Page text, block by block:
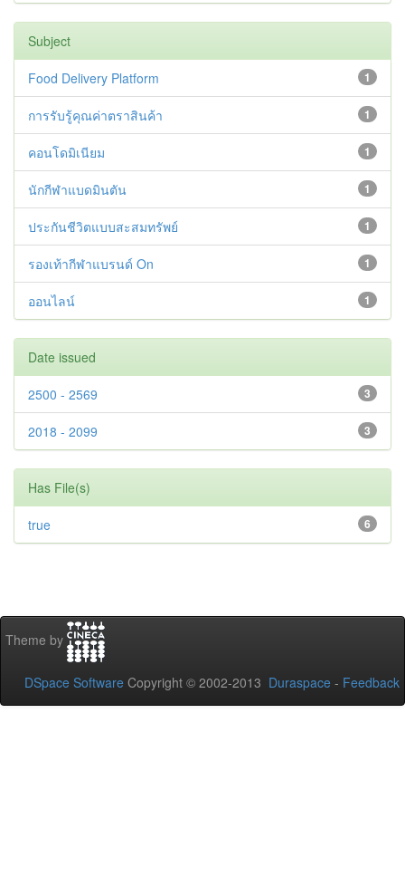
Subject
1
Food Delivery Platform
1
การรับรู้คุณค่าตราสินค้า
1
คอนโดมิเนียม
1
นักกีฬาแบดมินตัน
1
ประกันชีวิตแบบสะสมทรัพย์
1
รองเท้ากีฬาแบรนด์ On
1
ออนไลน์
Date issued
3
2500 - 2569
3
2018 - 2099
Has File(s)
6
true
Theme by
DSpace Software Copyright © 2002-2013 Duraspace - Feedback